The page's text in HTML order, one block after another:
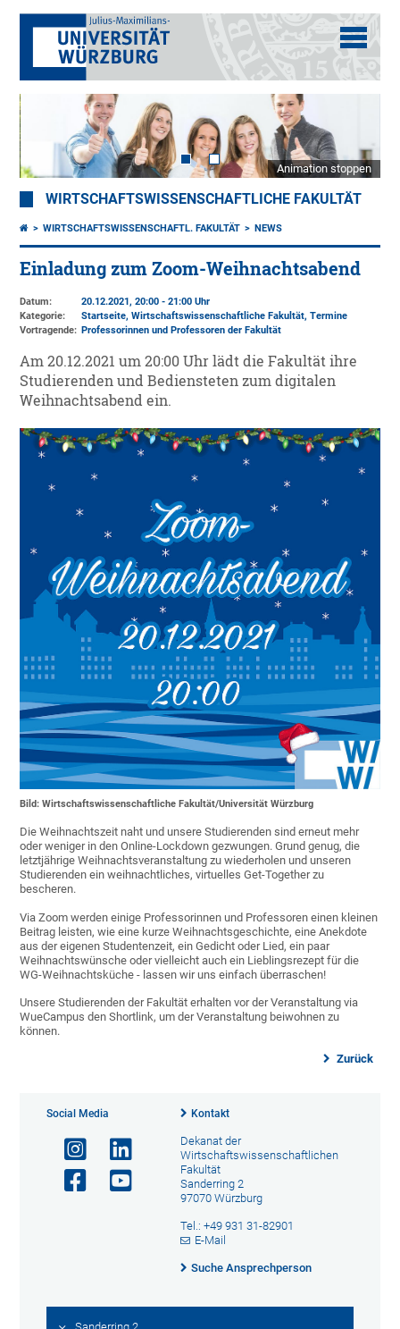
Animation stoppen
WIRTSCHAFTSWISSENSCHAFTLICHE FAKULTÄT
WIRTSCHAFTSWISSENSCHAFTL. FAKULTÄT NEWS
Einladung zum Zoom-Weihnachtsabend
Datum:
20.12.2021, 20:00 - 21:00 Uhr
Kategorie:
Startseite, Wirtschaftswissenschaftliche Fakultät, Termine
Vortragende: Professorinnen und Professoren der Fakultät
Am 20.12.2021 um 20:00 Uhr lädt die Fakultät ihre
Studierenden und Bediensteten zum digitalen
Weihnachtsabend ein.
Bild: Wirtschaftswissenschaftliche Fakultät/Universität Würzburg
Die Weihnachtszeit naht und unsere Studierenden sind erneut mehr
oder weniger in den Online-Lockdown gezwungen. Grund genug, die
letztjährige Weihnachtsveranstaltung zu wiederholen und unseren
Studierenden ein weihnachtliches, virtuelles Get-Together zu
bescheren.
Via Zoom werden einige Professorinnen und Professoren einen kleinen
Beitrag leisten, wie eine kurze Weihnachtsgeschichte, eine Anekdote
aus der eigenen Studentenzeit, ein Gedicht oder Lied, ein paar
Weihnachtswünsche oder vielleicht auch ein Lieblingsrezept für die
WG-Weihnachtsküche - lassen wir uns einfach überraschen!
Unsere Studierenden der Fakultät erhalten vor der Veranstaltung via
WueCampus den Shortlink, um der Veranstaltung beiwohnen zu
können.
Zurück
Social Media Kontakt
Dekanat der
Wirtschaftswissenschaftlichen
Fakultät
Sanderring 2
97070 Würzburg
Tel.: +49 931 31-82901
E-Mail
Suche Ansprechperson